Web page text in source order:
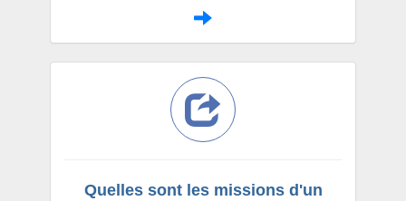
Quelles sont les missions d'un